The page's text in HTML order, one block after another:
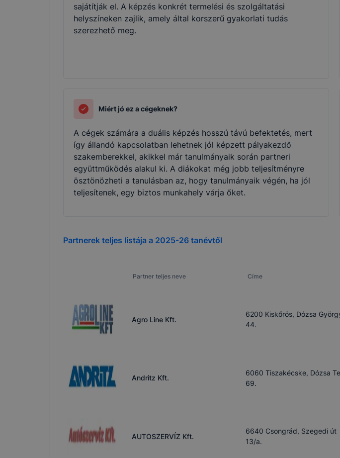
sajátítják el. A képzés konkrét termelési és szolgáltatási
helyszíneken zajlik, amely által korszerű gyakorlati tudás
szerezhető meg.
Miért jó ez a cégeknek?
A cégek számára a duális képzés hosszú távú befektetés, mert
így állandó kapcsolatban lehetnek jól képzett pályakezdő
szakemberekkel, akikkel már tanulmányaik során partneri
együttműködés alakul ki. A diákokat még jobb teljesítményre
ösztönözheti a tanulásban az, hogy tanulmányaik végén, ha jól
teljesítenek, egy biztos munkahely várja őket.
Partnerek teljes listája a 2025-26 tanévtől
Partner teljes neve Címe
Agro Line Kft.
6200 Kiskőrös, Dózsa
44.
Andritz Kft.
6060 Tiszakécske, Dózsa
69.
AUTOSZERVÍZ Kft.
6640 Csongrád, Szegedi út
13/a.